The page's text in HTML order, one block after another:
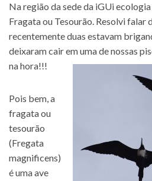
Na região da sede da iGUi
Fragata ou Tesourão. Resolvi falar
recentemente duas estavam
deixaram cair em uma de nossas
na hora!!!
Pois bem, a
fragata ou
tesourão
(Fregata
magnificens)
é uma ave